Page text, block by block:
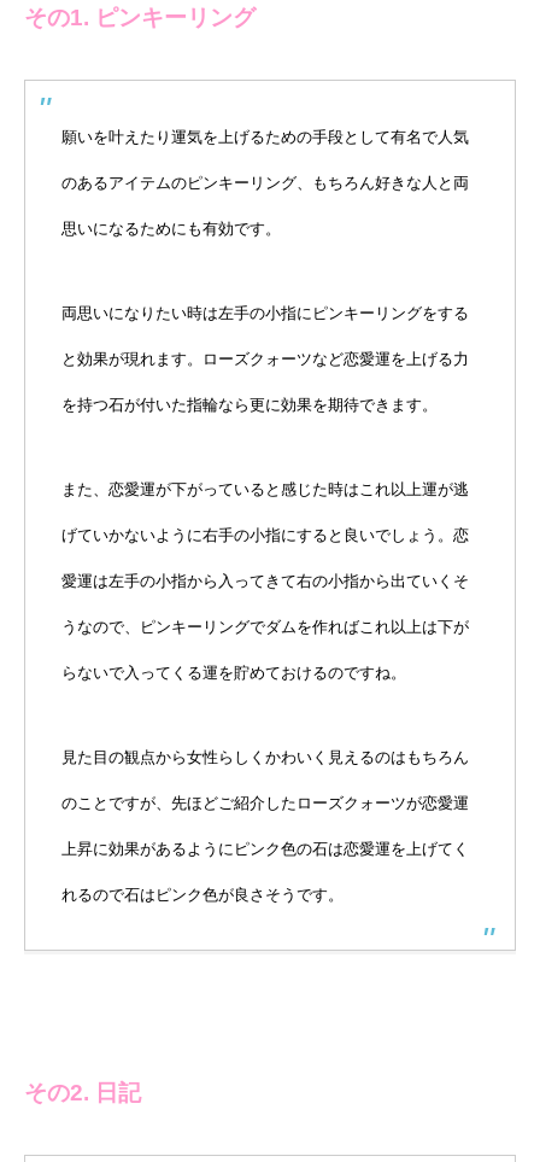
その1. ピンキーリング
願いを叶えたり運気を上げるための手段として有名で人気
のあるアイテムのピンキーリング、もちろん好きな人と両
思いになるためにも有効です。
両思いになりたい時は左手の小指にピンキーリングをする
と効果が現れます。ローズクォーツなど恋愛運を上げる力
を持つ石が付いた指輪なら更に効果を期待できます。
また、恋愛運が下がっていると感じた時はこれ以上運が逃
げていかないように右手の小指にすると良いでしょう。恋
愛運は左手の小指から入ってきて右の小指から出ていくそ
うなので、ピンキーリングでダムを作ればこれ以上は下が
らないで入ってくる運を貯めておけるのですね。
見た目の観点から女性らしくかわいく見えるのはもちろん
のことですが、先ほどご紹介したローズクォーツが恋愛運
上昇に効果があるようにピンク色の石は恋愛運を上げてく
れるので石はピンク色が良さそうです。
その2. 日記